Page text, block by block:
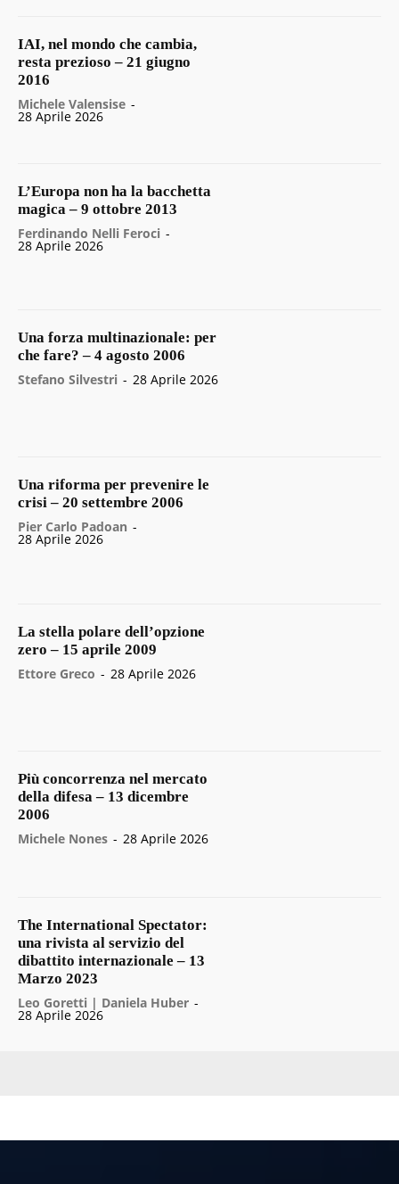
IAI, nel mondo che cambia,
resta prezioso – 21 giugno
2016
Michele Valensise -
28 Aprile 2026
L’Europa non ha la bacchetta
magica – 9 ottobre 2013
Ferdinando Nelli Feroci -
28 Aprile 2026
Una forza multinazionale: per
che fare? – 4 agosto 2006
Stefano Silvestri - 28 Aprile 2026
Una riforma per prevenire le
crisi – 20 settembre 2006
Pier Carlo Padoan -
28 Aprile 2026
La stella polare dell’opzione
zero – 15 aprile 2009
Ettore Greco - 28 Aprile 2026
Più concorrenza nel mercato
della difesa – 13 dicembre
2006
Michele Nones - 28 Aprile 2026
The International Spectator:
una rivista al servizio del
dibattito internazionale – 13
Marzo 2023
Leo Goretti | Daniela Huber -
28 Aprile 2026